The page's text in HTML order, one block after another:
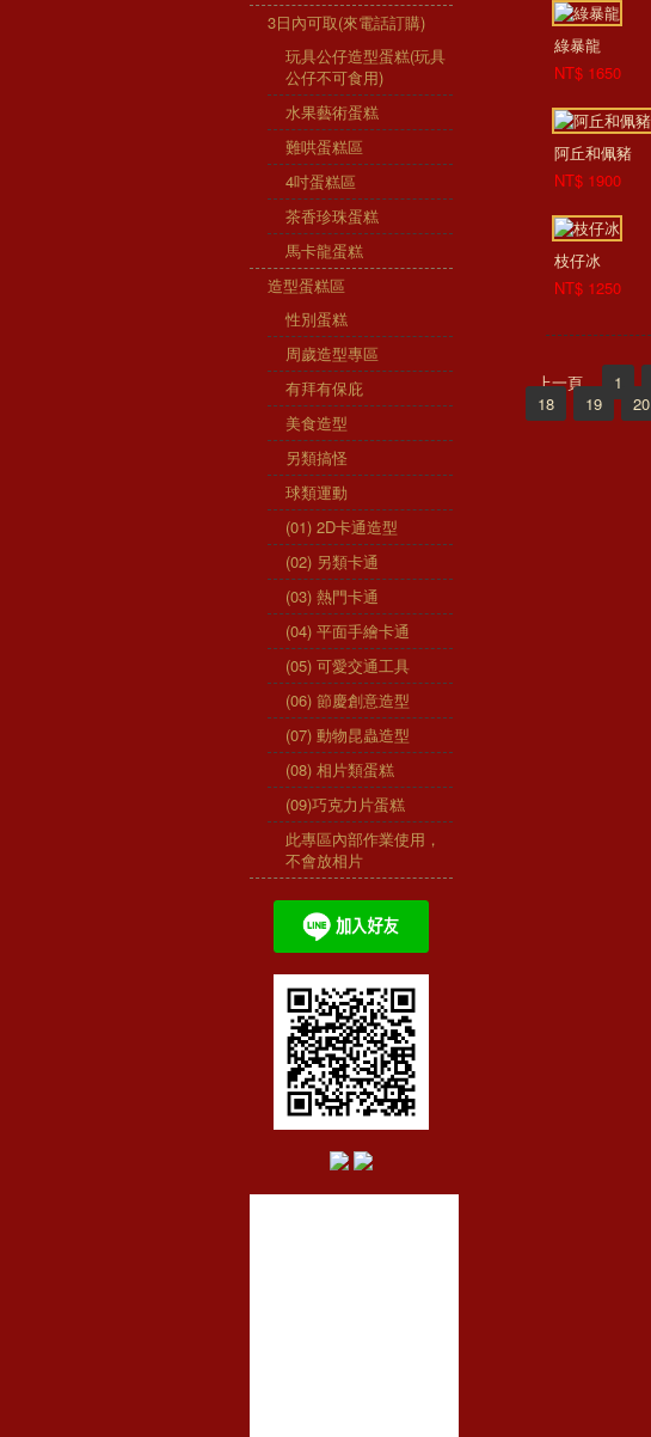
3日內可取(來電話訂購)
玩具公仔造型蛋糕(玩具
公仔不可食用)
水果藝術蛋糕
難哄蛋糕區
4吋蛋糕區
茶香珍珠蛋糕
馬卡龍蛋糕
造型蛋糕區
性別蛋糕
周歲造型專區
有拜有保庇
美食造型
另類搞怪
球類運動
(01) 2D卡通造型
(02) 另類卡通
(03) 熱門卡通
(04) 平面手繪卡通
(05) 可愛交通工具
(06) 節慶創意造型
(07) 動物昆蟲造型
(08) 相片類蛋糕
(09)巧克力片蛋糕
此專區內部作業使用，
不會放相片
綠暴龍
NT$ 1650
阿丘和佩豬
NT$ 1900
枝仔冰
NT$ 1250
上一頁 1
18
19 20